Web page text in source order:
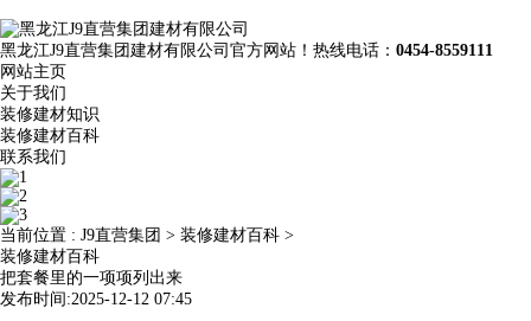
黑龙江J9直营集团建材有限公司官方网站！热线电话： 0454-8559111
网站主页
关于我们
装修建材知识
装修建材百科
联系我们
当前位置 : J9直营集团 > 装修建材百科 >
装修建材百科
把套餐里的一项项列出来
发布时间:2025-12-12 07:45